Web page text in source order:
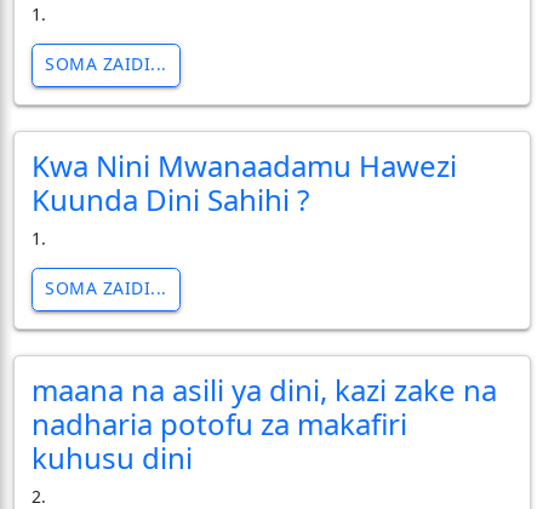
1.
SOMA ZAIDI...
Kwa Nini Mwanaadamu Hawezi
Kuunda Dini Sahihi ?
1.
SOMA ZAIDI...
maana na asili ya dini, kazi zake na
nadharia potofu za makafiri
kuhusu dini
2.